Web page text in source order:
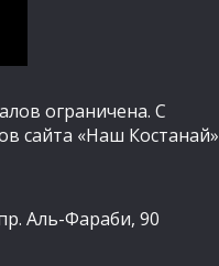
ограничена. С
сайта «Наш Костанай»
Аль-Фараби, 90